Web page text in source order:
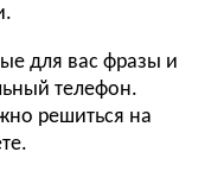
для вас фразы и
телефон.
решиться на